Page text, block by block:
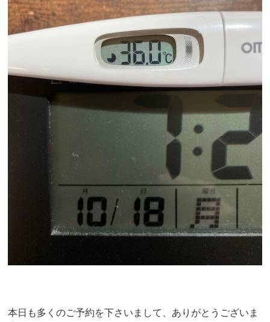
本日も多くのご予約を下さいまして、ありがとうございま